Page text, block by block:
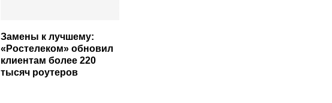
Замены к лучшему:
«Ростелеком» обновил
клиентам более 220
тысяч роутеров